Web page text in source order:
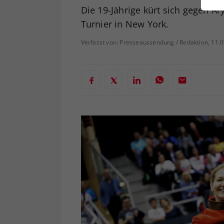
Die 19-Jährige kürt sich gegen
Turnier in New York.
Verfasst von: Presseaussendung / Redaktion,